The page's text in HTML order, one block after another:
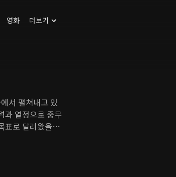
영화 더보기
서 펼쳐내고 있
과 열정으로 중무
로 달려왔을까?
리 기업들의 활
도록 한다.